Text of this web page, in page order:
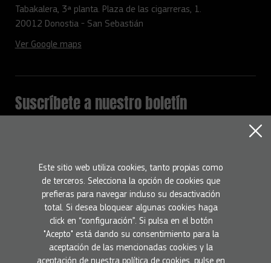
Tabakalera, 3ª planta. Plaza de las cigarreras, 1.
20012 Donostia - San Sebastián
Ver Google maps
Suscríbete a nuestro boletín
Nombre
Email
He leído y acepto la Política de privacidad Suscríbete
Este sitio web utiliza cookies, tanto propias como
de terceros. Selecciona la opción de cookies que
prefieras para navegar incluso su desactivación
total. Si desea bloquear algunas cookies haga
click en “configuración”. Si pulsa en el botón
"Acepto" está dando su consentimiento para la
aceptación de las mencionadas cookies y la
aceptación de nuestra política de cookies, pulse en